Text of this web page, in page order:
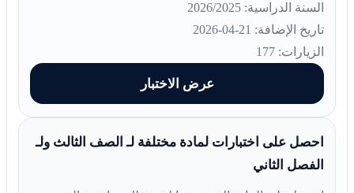
السنة الدراسية: 2026/2025
تاريخ الإضافة: 21-04-2026
الزيارات: 177
عرض الاختبار
احصل على اختبارات لمادة مختلفة لـ الصف الثالث ولـ
الفصل الثاني